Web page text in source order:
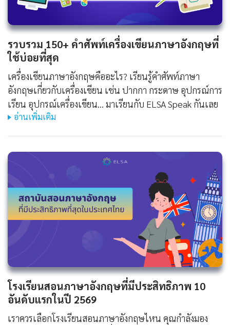
รวบรวม 150+ คำศัพท์เครื่องเขียนภาษาอังกฤษที่
ใช้บ่อยที่สุด
เครื่องเขียนภาษาอังกฤษคืออะไร? เรียนรู้คำศัพท์ภาษา
อังกฤษเกี่ยวกับเครื่องเขียน เช่น ปากกา กระดาษ อุปกรณ์การ
เรียน อุปกรณ์เครื่องเขียน... มาเรียนกับ ELSA Speak กันเลย
อ่านเพิ่มเติม
โรงเรียนสอนภาษาอังกฤษที่มีประสิทธิภาพ 10
อันดับแรกในปี 2569
เราควรเลือกโรงเรียนสอนภาษาอังกฤษไหน คุณกำลังมอง